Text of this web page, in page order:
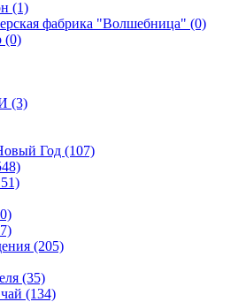
(1)
фабрика "Волшебница" (0)
(0)
(3)
Год (107)
(205)
(35)
(134)